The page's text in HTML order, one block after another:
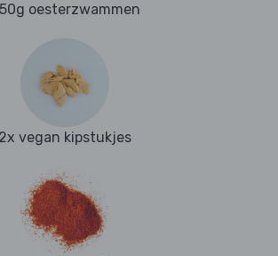
oesterzwammen
2x vegan kipstukjes